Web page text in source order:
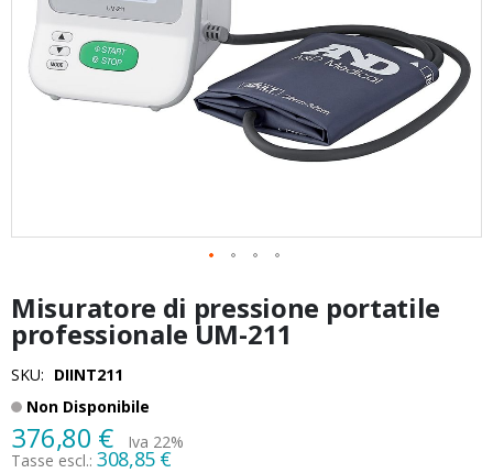
all'inizio
della
galleria
immagini
Misuratore di pressione portatile
professionale UM-211
SKU
DIINT211
Non Disponibile
376,80 € Iva 22%
308,85 €